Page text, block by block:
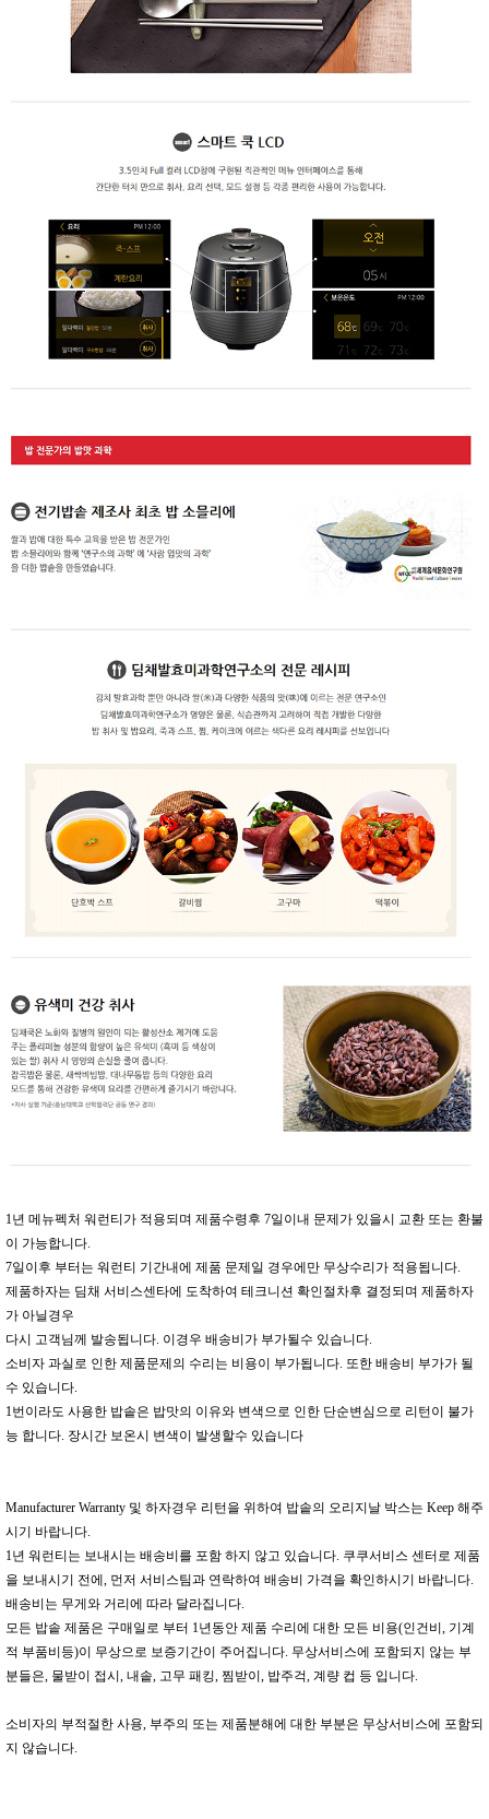
1년 메뉴펙처 워런티가 적용되며 제품수령후 7일이내 문제가 있을시 교환 또는 환불
이 가능합니다.
7일이후 부터는 워런티 기간내에 제품 문제일 경우에만 무상수리가 적용됩니다.
제품하자는 딤채 서비스센타에 도착하여 테크니션 확인절차후 결정되며 제품하자
가 아닐경우
다시 고객님께 발송됩니다. 이경우 배송비가 부가될수 있습니다.
소비자 과실로 인한 제품문제의 수리는 비용이 부가됩니다. 또한 배송비 부가가 될
수 있습니다.
1번이라도 사용한 밥솥은 밥맛의 이유와 변색으로 인한 단순변심으로 리턴이 불가
능 합니다. 장시간 보온시 변색이 발생할수 있습니다
Manufacturer Warranty 및 하자경우 리턴을 위하여 밥솥의 오리지날 박스는 Keep 해주
시기 바랍니다.
1년 워런티는 보내시는 배송비를 포함 하지 않고 있습니다. 쿠쿠서비스 센터로 제품
을 보내시기 전에, 먼저 서비스팀과 연락하여 배송비 가격을 확인하시기 바랍니다.
배송비는 무게와 거리에 따라 달라집니다.
모든 밥솥 제품은 구매일로 부터 1년동안 제품 수리에 대한 모든 비용(인건비, 기계
적 부품비등)이 무상으로 보증기간이 주어집니다. 무상서비스에 포함되지 않는 부
분들은, 물받이 접시, 내솥, 고무 패킹, 찜받이, 밥주걱, 계량 컵 등 입니다.
소비자의 부적절한 사용, 부주의 또는 제품분해에 대한 부분은 무상서비스에 포함되
지 않습니다.